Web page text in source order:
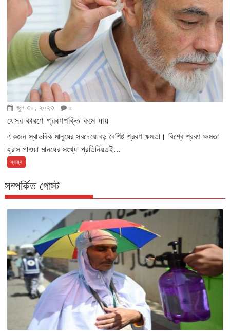
জুন ৩০, ২০২৩ ০
যেসব কারণে শ্রবণশক্তি কমে যায়
একজন স্বাভবিক মানুষের সবচেয়ে বড় বৈশিষ্ট শ্রবণ ক্ষমতা। বিশ্বে শ্রবণ ক্ষমতা
হ্রাস পাওয়া মানষের সংখ্যা প্রতিনিয়তই...
স্বাস্থ্য
সম্পর্কিত পোস্ট